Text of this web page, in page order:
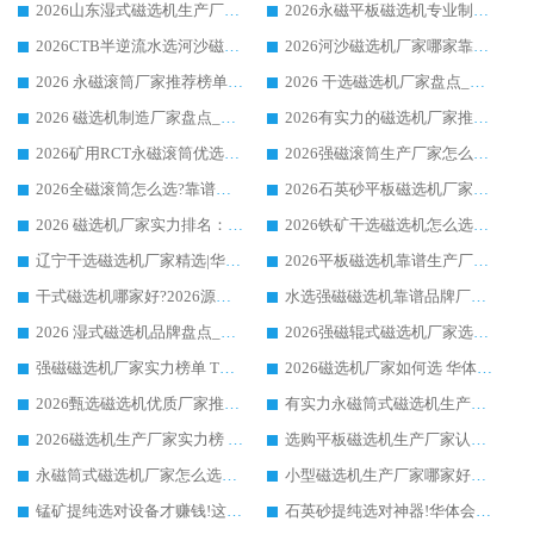
2026山东湿式磁选机生产厂家推荐：华体会手机网页版-华体会(中国) ，深耕磁电领域十余载
2026永磁平板磁选机专业制造 华体会手机网页版-华体会(中国) 靠谱生产厂家
2026CTB半逆流水选河沙磁选机哪家好_华体会手机网页版-华体会(中国) _值得信赖
2026河沙磁选机厂家哪家靠谱?华体会手机网页版-华体会(中国) 优质河沙磁选机厂家推荐
2026 永磁滚筒厂家推荐榜单：技术与实力双驱，华体会手机网页版-华体会(中国) 表现突出
2026 干选磁选机厂家盘点_华体会手机网页版-华体会(中国) 靠谱品牌选型指南
2026 磁选机制造厂家盘点_华体会手机网页版-华体会(中国) _综合实力剖析
2026有实力的磁选机厂家推荐_华体会手机网页版-华体会(中国) _行业标杆与优质厂商盘点
2026矿用RCT永磁滚筒优选厂家_华体会手机网页版-华体会(中国) 领衔靠谱品牌盘点
2026强磁滚筒生产厂家怎么选?行业口碑推荐华体会手机网页版-华体会(中国)
2026全磁滚筒怎么选?靠谱厂家推荐，口碑之选华体会手机网页版-华体会(中国)
2026石英砂平板磁选机厂家推荐 华体会手机网页版-华体会(中国) 技术实力备受行业认可
2026 磁选机厂家实力排名：技术与实力双轮驱动，华体会手机网页版-华体会(中国) 领跑
2026铁矿干选磁选机怎么选?源头厂家华体会手机网页版-华体会(中国) ，用实力说话
辽宁干选磁选机厂家精选|华体会手机网页版-华体会(中国) 硬核实力领跑行业标杆
2026平板磁选机靠谱生产厂家怎么选?行业标杆华体会手机网页版-华体会(中国) ，凭硬实力脱颖而出
干式磁选机哪家好?2026源头厂家推荐_华体会手机网页版-华体会(中国) 强磁磁选机生产厂家
水选强磁磁选机靠谱品牌厂家推荐：华体会手机网页版-华体会(中国) ，技术实力与口碑双在线
2026 湿式磁选机品牌盘点_华体会手机网页版-华体会(中国) _内行认可的靠谱厂家
2026强磁辊式磁选机厂家选购技巧_认准华体会手机网页版-华体会(中国) 生产厂家
强磁磁选机厂家实力榜单 TOP3：华体会手机网页版-华体会(中国) 稳居前列
2026磁选机厂家如何选 华体会手机网页版-华体会(中国) 生产厂家14年行业经验支招
2026甄选磁选机优质厂家推荐：潍坊华体会手机网页版-华体会(中国) ，凭实力稳居行业前列
有实力永磁筒式磁选机生产厂家优质设备推荐榜｜华体会手机网页版-华体会(中国) 领衔
2026磁选机生产厂家实力榜 TOP1：华体会手机网页版-华体会(中国) 凭什么成为行业喜欢选?
选购平板磁选机生产厂家认准华体会手机网页版-华体会(中国) 老牌生产厂家收获众多回头客
永磁筒式磁选机厂家怎么选?14 年老厂华体会手机网页版-华体会(中国) 凭实力出圈，这 5 大优势太圈粉
小型磁选机生产厂家哪家好?2026 年实测推荐，华体会手机网页版-华体会(中国) 十年口碑厂值得闭眼入
锰矿提纯选对设备才赚钱!这家临朐厂家的强磁辊磁选机凭啥成行业标杆?
石英砂提纯选对神器!华体会手机网页版-华体会(中国) 强磁辊式磁选机价格优势全解析(2026 实测)